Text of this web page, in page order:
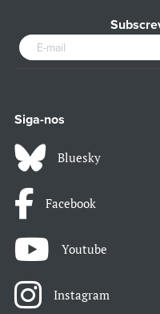
Siga-nos
Bluesky
Facebook
Youtube
Instagram